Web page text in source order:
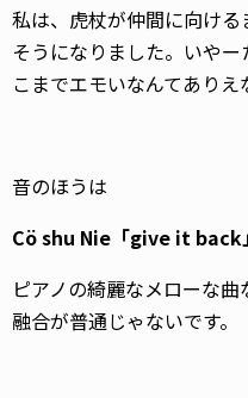
私は、虎杖が仲間に向け
そうになりました。いや
こまでエモいなんてありえ
音のほうは
Cö shu Nie「give it back」
ピアノの綺麗なメローな
融合が普通じゃないです。